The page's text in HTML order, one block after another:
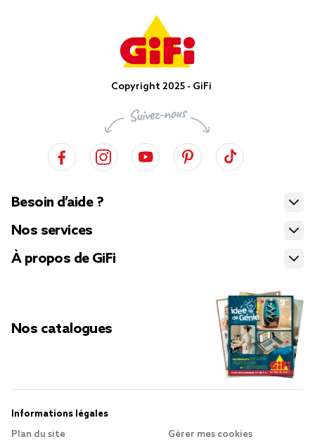
Copyright 2025 - GiFi
Besoin d’aide ?
Nos services
À propos de GiFi
Nos catalogues
Informations légales
Plan du site
Gérer mes cookies